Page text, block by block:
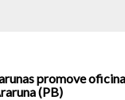
promove
(PB)